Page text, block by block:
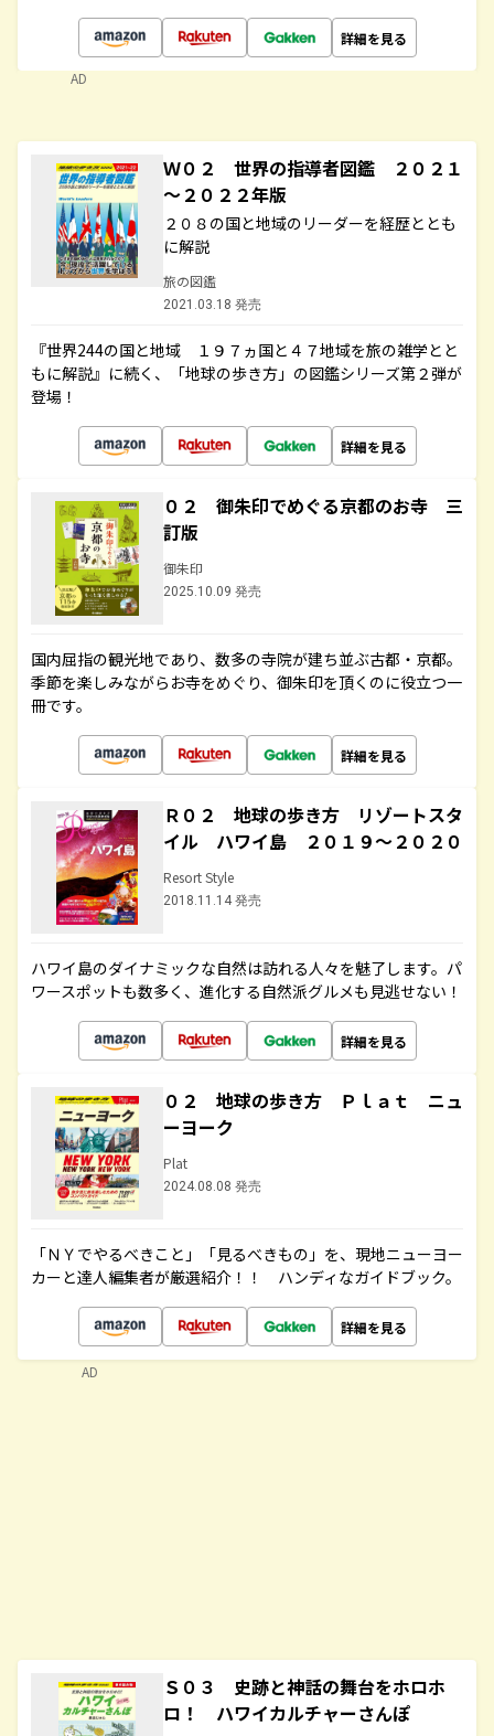
詳細を見る
AD
Ｗ０２ 世界の指導者図鑑 ２０２１
～２０２２年版
２０８の国と地域のリーダーを経歴ととも
に解説
旅の図鑑
2021.03.18 発売
『世界244の国と地域 １９７ヵ国と４７地域を旅の雑学とと
もに解説』に続く、「地球の歩き方」の図鑑シリーズ第２弾が
登場！
詳細を見る
０２ 御朱印でめぐる京都のお寺 三
訂版
御朱印
2025.10.09 発売
国内屈指の観光地であり、数多の寺院が建ち並ぶ古都・京都。
季節を楽しみながらお寺をめぐり、御朱印を頂くのに役立つ一
冊です。
詳細を見る
Ｒ０２ 地球の歩き方 リゾートスタ
イル ハワイ島 ２０１９～２０２０
Resort Style
2018.11.14 発売
ハワイ島のダイナミックな自然は訪れる人々を魅了します。パ
ワースポットも数多く、進化する自然派グルメも見逃せない！
詳細を見る
０２ 地球の歩き方 Ｐｌａｔ ニュ
ーヨーク
Plat
2024.08.08 発売
「ＮＹでやるべきこと」「見るべきもの」を、現地ニューヨー
カーと達人編集者が厳選紹介！！ ハンディなガイドブック。
詳細を見る
Ｓ０３ 史跡と神話の舞台をホロホ
ロ！ ハワイカルチャーさんぽ
AD